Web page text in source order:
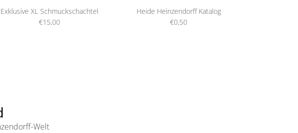
Exklusive XL Schmuckschachtel
€15,00
Heide Heinzendorff Katalog
€0,50
Welt